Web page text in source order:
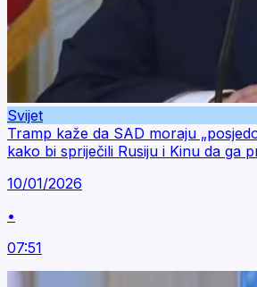
Svijet
Tramp kaže da SAD moraju
kako bi spriječili Rusiju i Kinu da ga
10/01/2026
•
07:51